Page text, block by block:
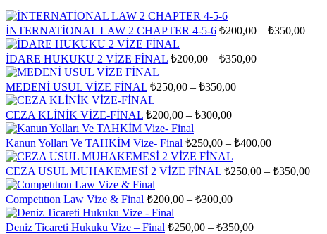
İNTERNATİONAL LAW 2 CHAPTER 4-5-6 ₺200,00 – ₺350,00Fiyat
İDARE HUKUKU 2 VİZE FİNAL ₺200,00 – ₺350,00Fiyat
MEDENİ USUL VİZE FİNAL ₺250,00 – ₺350,00Fiyat
₺350,00
CEZA KLİNİK VİZE-FİNAL ₺200,00 – ₺300,00Fiyat
₺200,00
₺300,00
Kanun Yolları Ve TAHKİM Vize- Final ₺250,00 – ₺400,00Fiyat
₺250,00
CEZA USUL MUHAKEMESİ 2 VİZE FİNAL ₺250,00 – ₺350,00Fiyat
Competıtıon Law Vize & Final ₺200,00 – ₺300,00Fiyat
₺200,00
Deniz Ticareti Hukuku Vize – Final ₺250,00 – ₺350,00Fiyat